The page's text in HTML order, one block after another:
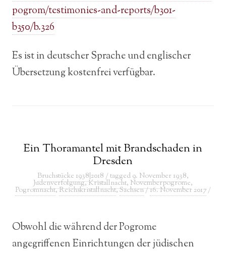
pogrom/testimonies-and-reports/b301-
b350/b.326
Es ist in deutscher Sprache und englischer
Übersetzung kostenfrei verfügbar.
Ein Thoramantel mit Brandschaden in
Dresden
Bruchstücke 1938|2018 / tagged 9. November 1938,
Judenverfolgung,Kristallnacht, Novemberpogrome,
Pogromnacht,Reichskristallnacht,Sachsen/16. November 2017/
Obwohl die während der Pogrome
angegriffenen Einrichtungen der jüdischen